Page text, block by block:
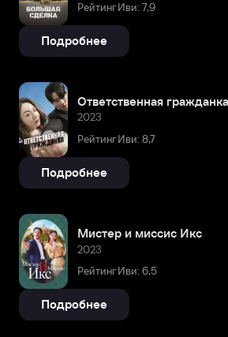
Рейтинг Иви: 7,9
Подробнее
Ответственная гражданка
2023
Рейтинг Иви: 8,7
Подробнее
Мистер и миссис Икс
2023
Рейтинг Иви: 6,5
Подробнее